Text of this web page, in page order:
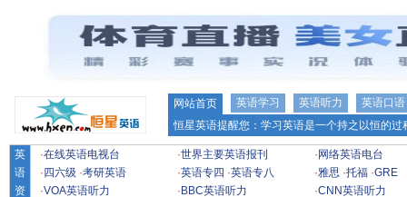
网站首页 英语学习 英语听力
英语口语
恒星英语提醒您：学习英语是一个持之以恒的
英
语
资
·在线英语电视台 ·世界主要英语报刊 · 网络英语电台
· 四六级 ·考研英语 ·英语专四 ·英语专八 ·雅思 ·托福 ·GRE
·VOA英语听力 · BBC英语听力 ·CNN英语听力